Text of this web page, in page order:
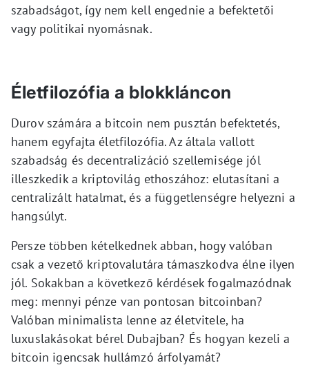
szabadságot, így nem kell engednie a befektetői
vagy politikai nyomásnak.
Életfilozófia a blokkláncon
Durov számára a bitcoin nem pusztán befektetés,
hanem egyfajta életfilozófia. Az általa vallott
szabadság és decentralizáció szellemisége jól
illeszkedik a kriptovilág ethoszához: elutasítani a
centralizált hatalmat, és a függetlenségre helyezni a
hangsúlyt.
Persze többen kételkednek abban, hogy valóban
csak a vezető kriptovalutára támaszkodva élne ilyen
jól. Sokakban a következő kérdések fogalmazódnak
meg: mennyi pénze van pontosan bitcoinban?
Valóban minimalista lenne az életvitele, ha
luxuslakásokat bérel Dubajban? És hogyan kezeli a
bitcoin igencsak hullámzó árfolyamát?